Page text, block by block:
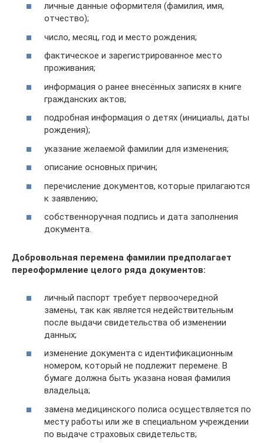
личные данные оформителя (фамилия, имя,
отчество);
число, месяц, год и место рождения;
фактическое и зарегистрированное место
проживания;
информация о ранее внесённых записях в книге
гражданских актов;
подробная информация о детях (инициалы, даты
рождения);
указание желаемой фамилии для изменения;
описание основных причин;
перечисление документов, которые прилагаются
к заявлению;
собственноручная подпись и дата заполнения
документа.
Добровольная перемена фамилии предполагает
переоформление целого ряда документов:
личный паспорт требует первоочередной
замены, так как является недействительным
после выдачи свидетельства об изменении
данных;
изменение документа с идентификационным
номером, который не подлежит перемене. В
бумаге должна быть указана новая фамилия
владельца;
замена медицинского полиса осуществляется по
месту работы или же в специальном учреждении
по выдаче страховых свидетельств;